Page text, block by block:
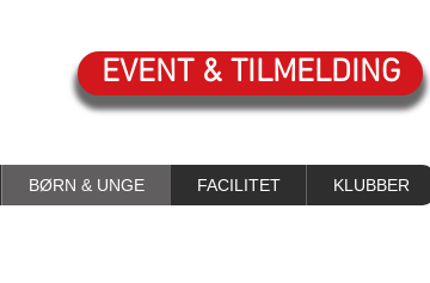
EVENT & TILMELDING
BØRN & UNGE FACILITET KLUBBER